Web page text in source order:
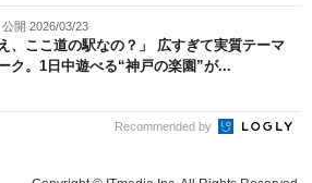
公開 2026/03/23
え、ここ道の駅なの？」 広すぎて実質テーマ
ク。1日中遊べる“神戸の楽園”が...
Recommended by